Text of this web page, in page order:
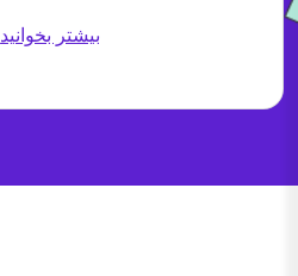
بیشتر بخوانید